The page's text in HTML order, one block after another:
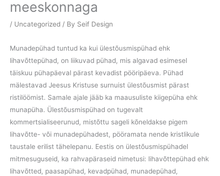
meeskonnaga
/ Uncategorized / By Seif Design
Munadepühad tuntud ka kui ülestõusmispühad ehk
lihavõttepühad, on liikuvad pühad, mis algavad esimesel
täiskuu pühapäeval pärast kevadist pööripäeva. Pühad
mälestavad Jeesus Kristuse surnuist ülestõusmist pärast
ristilöömist. Samale ajale jääb ka maausuliste kiigepüha ehk
munapüha. Ülestõusmispühad on tugevalt
kommertsialiseerunud, mistõttu sageli kõneldakse pigem
lihavõtte- või munadepühadest, pööramata nende kristlikule
taustale erilist tähelepanu. Eestis on ülestõusmispühadel
mitmesuguseid, ka rahvapäraseid nimetusi: lihavõttepühad ehk
lihavõtted, paasapühad, kevadpühad, munadepühad,